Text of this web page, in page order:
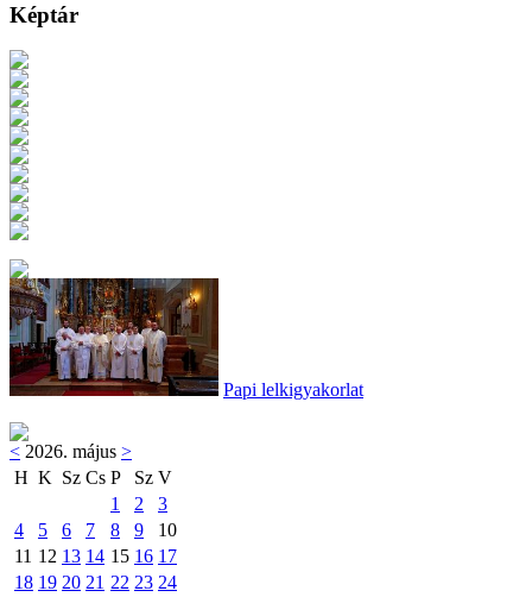
Képtár
Papi lelkigyakorlat
< 2026. május >
H K Sz Cs P Sz V
1
2
3
4
5 6 7 8 9
10
11 12 13 14 15 16 17
18 19 20 21 22 23 24